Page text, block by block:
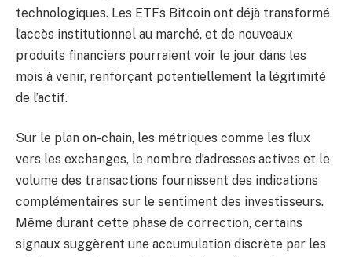
technologiques. Les ETFs Bitcoin ont déjà transformé
l’accès institutionnel au marché, et de nouveaux
produits financiers pourraient voir le jour dans les
mois à venir, renforçant potentiellement la légitimité
de l’actif.
Sur le plan on-chain, les métriques comme les flux
vers les exchanges, le nombre d’adresses actives et le
volume des transactions fournissent des indications
complémentaires sur le sentiment des investisseurs.
Même durant cette phase de correction, certains
signaux suggèrent une accumulation discrète par les